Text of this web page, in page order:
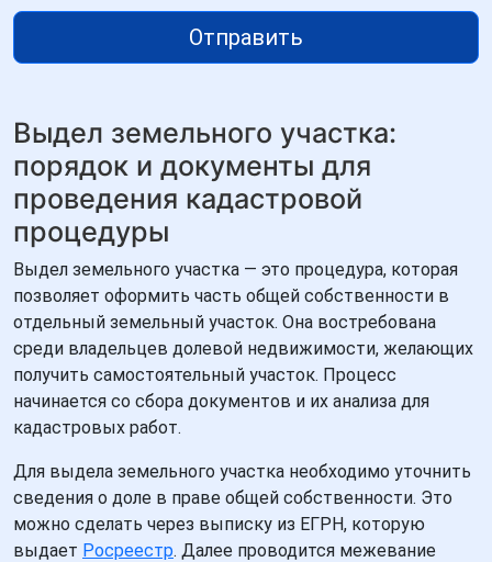
Отправить
Выдел земельного участка:
порядок и документы для
проведения кадастровой
процедуры
Выдел земельного участка — это процедура, которая
позволяет оформить часть общей собственности в
отдельный земельный участок. Она востребована
среди владельцев долевой недвижимости, желающих
получить самостоятельный участок. Процесс
начинается со сбора документов и их анализа для
кадастровых работ.
Для выдела земельного участка необходимо уточнить
сведения о доле в праве общей собственности. Это
можно сделать через выписку из ЕГРН, которую
выдает Росреестр. Далее проводится межевание